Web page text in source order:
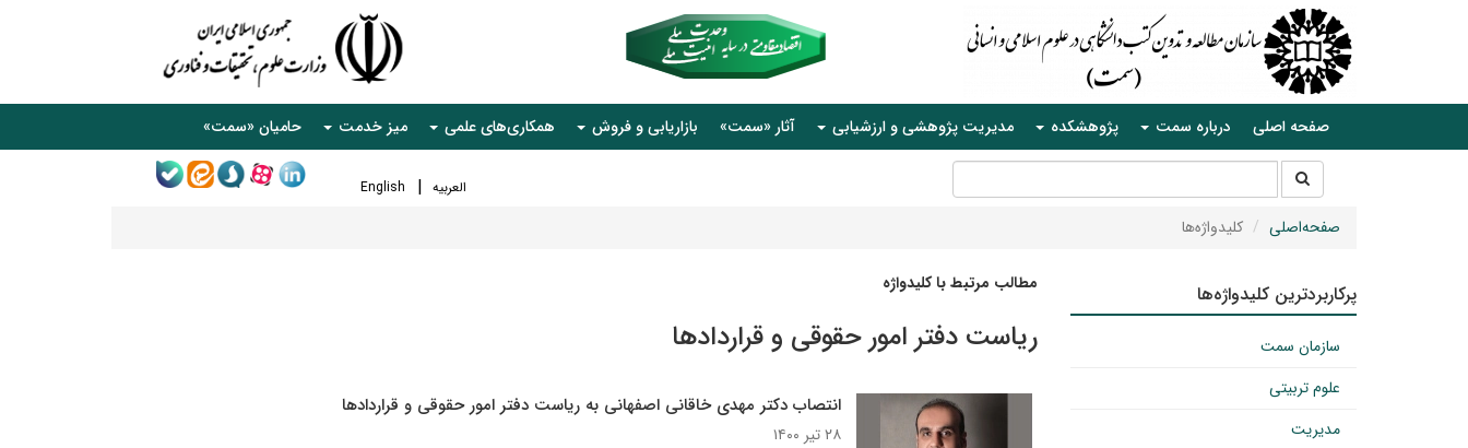
صفحه اصلی درباره سمت پژوهشکده مدیریت پژوهشی و ارزشیابی آثار «سمت» بازاریابی و فروش همکاری‌های علمی میز خدمت حامیان «سمت»
العربیه English جستجو
در
سایتصفحه‌اصلی کلیدواژه‌ها
مطالب مرتبط با کلیدواژه
ریاست دفتر امور حقوقی و قراردادها
انتصاب دکتر مهدی خاقانی اصفهانی به ریاست دفتر امور حقوقی و قراردادها
۲۸ تیر ۱۴۰۰
پرکاربردترین کلیدواژه‌ها
سازمان سمت
علوم تربیتی
مدیریت